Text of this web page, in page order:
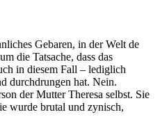
Gebaren, in der Welt de
die Tatsache, dass das
in diesem Fall – lediglich
durchdrungen hat. Nein.
der Mutter Theresa selbst. Sie
wurde brutal und zynisch,